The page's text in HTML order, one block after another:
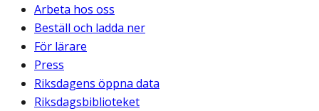
Arbeta hos oss
Beställ och ladda ner
För lärare
Press
Riksdagens öppna data
Riksdagsbiblioteket